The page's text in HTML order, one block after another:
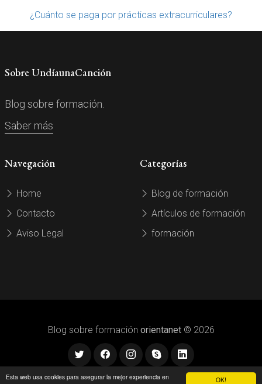
OK!
Esta web usa cookies para asegurar la mejor experiencia en
¿Cuánto se paga por prácticas extracurriculares?
Sobre UndíaunaCanción
Blog sobre formación.
Saber más
Navegación
Home
Contacto
Aviso Legal
Categorías
Blog de formación
Artículos de formación
formación
Blog sobre formación orientanet© 2026